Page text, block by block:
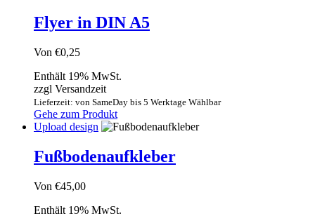
Flyer in DIN A5
Von €0,25
Enthält 19% MwSt.
zzgl Versandzeit
Lieferzeit: von SameDay bis 5 Werktage Wählbar
Gehe zum Produkt
Upload design
Fußbodenaufkleber
Von €45,00
Enthält 19% MwSt.